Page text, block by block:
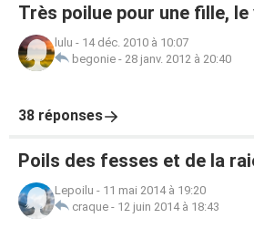
Très poilue pour une fille, le
lulu - 14 déc. 2010 à 10:07
begonie - 28 janv. 2012 à 20:40
38 réponses
Poils des fesses et de la
Lepoilu - 11 mai 2014 à 19:20
craque - 12 juin 2014 à 18:43